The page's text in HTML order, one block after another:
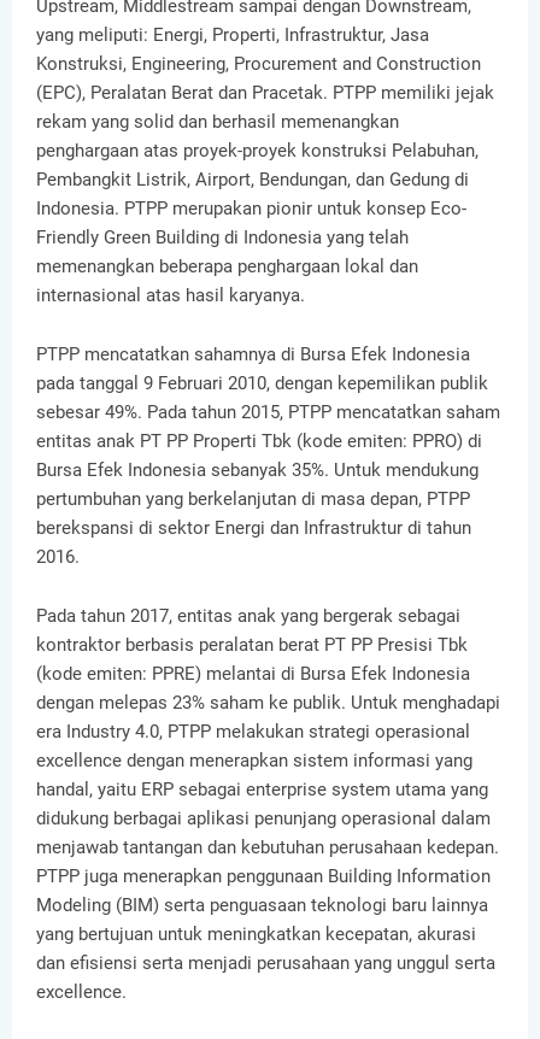
Upstream, Middlestream sampai dengan Downstream,
yang meliputi: Energi, Properti, Infrastruktur, Jasa
Konstruksi, Engineering, Procurement and Construction
(EPC), Peralatan Berat dan Pracetak. PTPP memiliki jejak
rekam yang solid dan berhasil memenangkan
penghargaan atas proyek-proyek konstruksi Pelabuhan,
Pembangkit Listrik, Airport, Bendungan, dan Gedung di
Indonesia. PTPP merupakan pionir untuk konsep Eco-
Friendly Green Building di Indonesia yang telah
memenangkan beberapa penghargaan lokal dan
internasional atas hasil karyanya.
PTPP mencatatkan sahamnya di Bursa Efek Indonesia
pada tanggal 9 Februari 2010, dengan kepemilikan publik
sebesar 49%. Pada tahun 2015, PTPP mencatatkan saham
entitas anak PT PP Properti Tbk (kode emiten: PPRO) di
Bursa Efek Indonesia sebanyak 35%. Untuk mendukung
pertumbuhan yang berkelanjutan di masa depan, PTPP
berekspansi di sektor Energi dan Infrastruktur di tahun
2016.
Pada tahun 2017, entitas anak yang bergerak sebagai
kontraktor berbasis peralatan berat PT PP Presisi Tbk
(kode emiten: PPRE) melantai di Bursa Efek Indonesia
dengan melepas 23% saham ke publik. Untuk menghadapi
era Industry 4.0, PTPP melakukan strategi operasional
excellence dengan menerapkan sistem informasi yang
handal, yaitu ERP sebagai enterprise system utama yang
didukung berbagai aplikasi penunjang operasional dalam
menjawab tantangan dan kebutuhan perusahaan kedepan.
PTPP juga menerapkan penggunaan Building Information
Modeling (BIM) serta penguasaan teknologi baru lainnya
yang bertujuan untuk meningkatkan kecepatan, akurasi
dan efisiensi serta menjadi perusahaan yang unggul serta
excellence.